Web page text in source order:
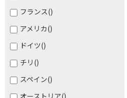
フランス()
アメリカ()
ドイツ()
チリ ()
スペイン()
オーストリア()